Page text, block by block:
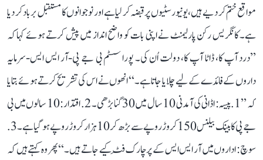
مواقع ختم کر دیے ہیں، یونیورسٹیوں پر قبضہ کر لیا ہے اور نوجوانوں کا مستقبل برباد کر دیا
ہے۔ کانگریس رکن پارلیمنٹ نے اپنی بات کو واضح انداز میں پیش کرتے ہوئے کہا کہ
’’درد آپ کا، ڈاٹا آپ کا، دولت اُن کی۔ پورا سسٹم بی جے پی-آر ایس ایس-سرمایہ
داروں کے فائدے کے لیے چلایا جاتا ہے۔‘‘ انھوں نے اس کی تشریح کرتے ہوئے بتایا
کہ ’’1. پیسہ: اڈانی کی آمدنی 10 سال میں 30 گنا بڑھی۔ 2. اقتدار: 10 سالوں میں بی
جے پی کا بینک بیلنس 150 کروڑ روپے سے بڑھ کر 10 ہزار کروڑ روپے ہو گیا ہے۔ 3.
سوچ: اداروں میں آر ایس ایس کے پرچارک فِٹ کیے جاتے ہیں۔‘‘ پھر وہ کہتے ہیں کہ